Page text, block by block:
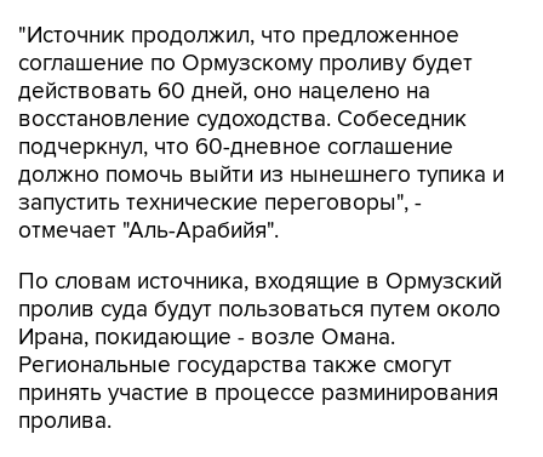
"Источник продолжил, что предложенное
соглашение по Ормузскому проливу будет
действовать 60 дней, оно нацелено на
восстановление судоходства. Собеседник
подчеркнул, что 60-дневное соглашение
должно помочь выйти из нынешнего тупика и
запустить технические переговоры", -
отмечает "Аль-Арабийя".
По словам источника, входящие в Ормузский
пролив суда будут пользоваться путем около
Ирана, покидающие - возле Омана.
Региональные государства также смогут
принять участие в процессе разминирования
пролива.